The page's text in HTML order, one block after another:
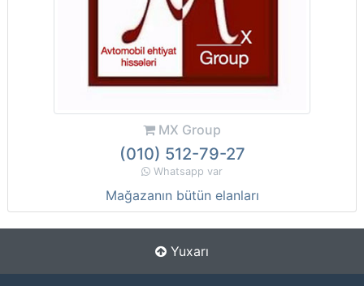
MX Group
(010) 512-79-27
Whatsapp var
Mağazanın bütün elanları
Yuxarı